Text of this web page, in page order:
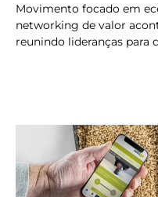
Movimento focado em
networking de valor
reunindo lideranças para